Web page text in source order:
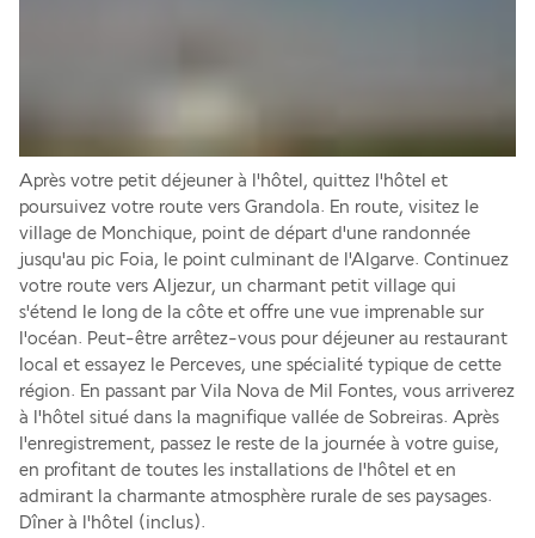
Après votre petit déjeuner à l'hôtel, quittez l'hôtel et
poursuivez votre route vers Grandola. En route, visitez le
village de Monchique, point de départ d'une randonnée
jusqu'au pic Foia, le point culminant de l'Algarve. Continuez
votre route vers Aljezur, un charmant petit village qui
s'étend le long de la côte et offre une vue imprenable sur
l'océan. Peut-être arrêtez-vous pour déjeuner au restaurant
local et essayez le Perceves, une spécialité typique de cette
région. En passant par Vila Nova de Mil Fontes, vous arriverez
à l'hôtel situé dans la magnifique vallée de Sobreiras. Après
l'enregistrement, passez le reste de la journée à votre guise,
en profitant de toutes les installations de l'hôtel et en
admirant la charmante atmosphère rurale de ses paysages.
Dîner à l'hôtel (inclus).